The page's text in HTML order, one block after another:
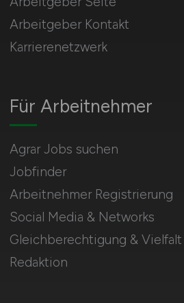
Für Arbeitnehmer
Agrar Jobs suchen
Jobfinder
Arbeitnehmer Registrierung
Social Media & Networks
Gleichberechtigung & Vielfalt
Redaktion
Arbeitgeber Kontakt
Karrierenetzwerk